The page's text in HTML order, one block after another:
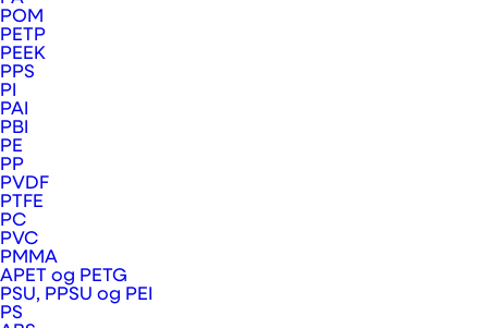
POM
PETP
PEEK
PPS
PI
PAI
PBI
PE
PP
PVDF
PTFE
PC
PVC
PMMA
APET og PETG
PSU, PPSU og PEI
PS
antistatisk type.
Fås antistatisk